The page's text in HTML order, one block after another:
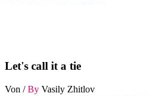
Let's call it a tie
Von /By Vasily Zhitlov